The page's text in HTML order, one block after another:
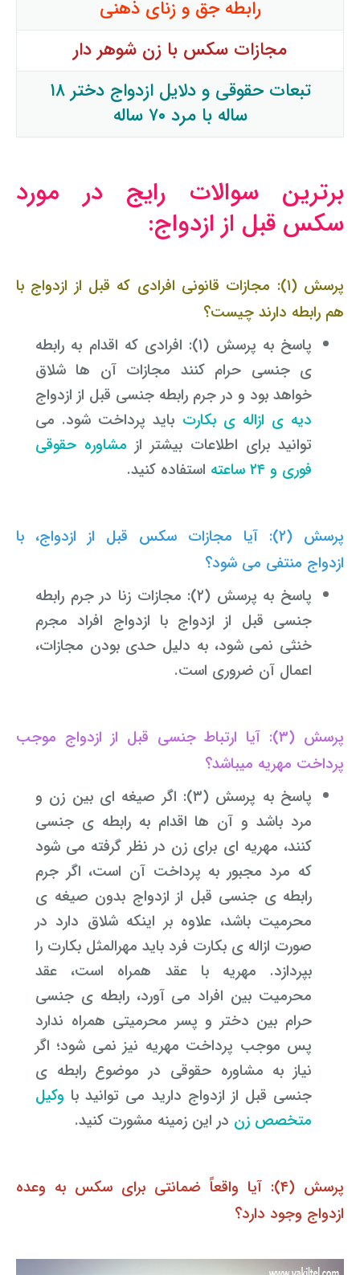
رابطه جق و زنای ذهنی
مجازات سکس با زن شوهر دار
تبعات حقوقی و دلایل ازدواج دختر ۱۸
ساله با مرد ۷۰ ساله
برترین سوالات رایج در مورد
سکس قبل از ازدواج:
پرسش (۱): مجازات قانونی افرادی که قبل از ازدواج با
هم رابطه دارند چیست؟
پاسخ به پرسش (۱): افرادی که اقدام به رابطه
ی جنسی حرام کنند مجازات آن ها شلاق
خواهد بود و در جرم رابطه جنسی قبل از ازدواج
دیه ی ازاله ی بکارت باید پرداخت شود. می
توانید برای اطلاعات بیشتر از مشاوره حقوقی
فوری و ۲۴ ساعته
استفاده کنید.
پرسش (۲):
آیا مجازات سکس قبل از ازدواج، با
ازدواج منتفی می شود؟
پاسخ به پرسش (۲): مجازات زنا در جرم رابطه
جنسی قبل از ازدواج با ازدواج افراد مجرم
خنثی نمی شود، به دلیل حدی بودن مجازات،
اعمال آن ضروری است.
پرسش (۳):
آیا ارتباط جنسی قبل از ازدواج موجب
پرداخت مهریه میباشد؟
پاسخ به پرسش (۳): اگر صیغه ای بین زن و
مرد باشد و آن ها اقدام به رابطه ی جنسی
کنند، مهریه ای برای زن در نظر گرفته می شود
که مرد مجبور به پرداخت آن است، اگر جرم
رابطه ی جنسی قبل از ازدواج بدون صیغه ی
محرمیت باشد، علاوه بر اینکه شلاق دارد در
صورت ازاله ی بکارت فرد باید مهرالمثل بکارت را
بپردازد. مهریه با عقد همراه است، عقد
محرمیت بین افراد می آورد، رابطه ی جنسی
حرام بین دختر و پسر محرمیتی همراه ندارد
پس موجب پرداخت مهریه نیز نمی شود؛ اگر
نیاز به مشاوره حقوقی در موضوع رابطه ی
جنسی قبل از ازدواج دارید می توانید با وکیل
متخصص زن در این زمینه مشورت کنید.
پرسش (۴): آیا واقعاً ضمانتی برای سکس به وعده
ازدواج وجود دارد؟